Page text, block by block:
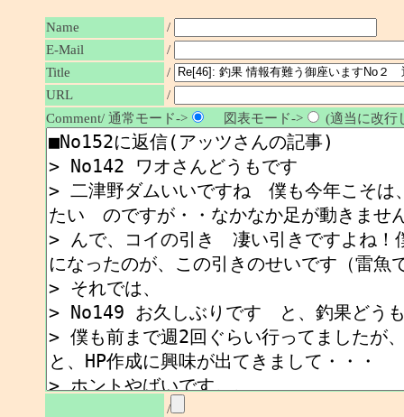
Name
/
E-Mail
/
Title
/
URL
/
Comment/ 通常モード->
図表モード-> (適当に改行
/